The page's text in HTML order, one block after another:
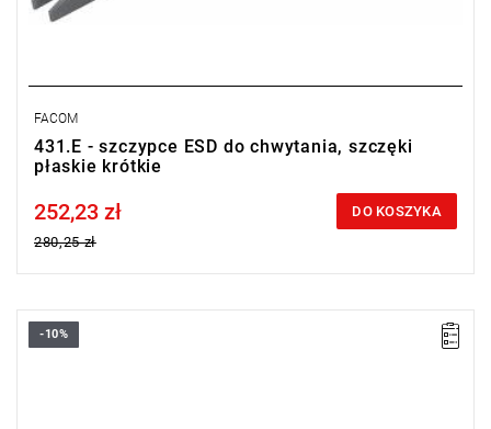
FACOM
431.E - szczypce ESD do chwytania, szczęki
płaskie krótkie
Price tax included
252,23 zł
280,25 zł
DO KOSZYKA
Masa: 65 g.
-10%